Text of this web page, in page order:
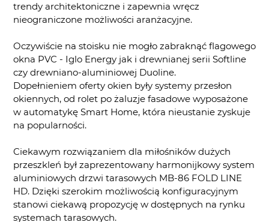
trendy architektoniczne i zapewnia wręcz
nieograniczone możliwości aranżacyjne.
Oczywiście na stoisku nie mogło zabraknąć flagowego
okna PVC - Iglo Energy jak i drewnianej serii Softline
czy drewniano-aluminiowej Duoline.
Dopełnieniem oferty okien były systemy przesłon
okiennych, od rolet po żaluzje fasadowe wyposażone
w automatykę Smart Home, która nieustanie zyskuje
na popularności.
Ciekawym rozwiązaniem dla miłośników dużych
przeszkleń był zaprezentowany harmonijkowy system
aluminiowych drzwi tarasowych MB-86 FOLD LINE
HD. Dzięki szerokim możliwością konfiguracyjnym
stanowi ciekawą propozycję w dostępnych na rynku
systemach tarasowych.